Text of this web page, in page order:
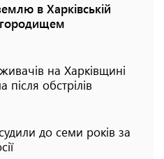
в Харківській
городищем
на Харківщині
після обстрілів
до семи років за